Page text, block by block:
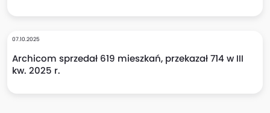
07.10.2025
Archicom sprzedał 619 mieszkań, przekazał 714 w III
kw. 2025 r.